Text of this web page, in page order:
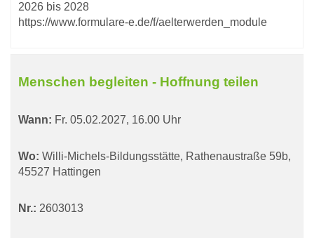
2026 bis 2028
https://www.formulare-e.de/f/aelterwerden_module
Menschen begleiten - Hoffnung teilen
Wann: Fr. 05.02.2027, 16.00 Uhr
Wo: Willi-Michels-Bildungsstätte, Rathenaustraße 59b,
45527 Hattingen
Nr.: 2603013